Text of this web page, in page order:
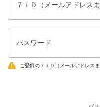
７ｉＤ（メールアドレス
パスワード
ご登録の７ｉＤ（メールアドレス